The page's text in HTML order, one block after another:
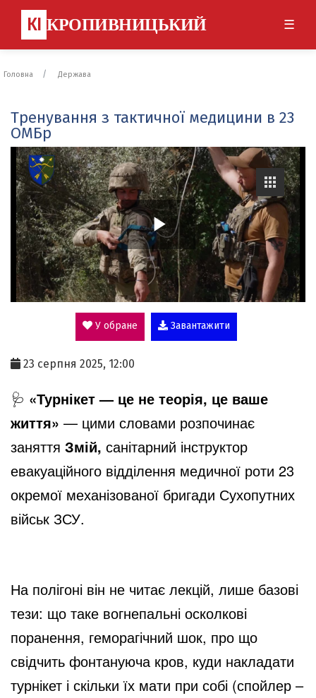
КІ КРОПИВНИЦЬКИЙ ☰
Головна Держава
Тренування з тактичної медицини в 23
ОМБр
P
l
a
y
V
i
e
o
У обране Завантажити
23 серпня 2025, 12:00
🩺 «Турнікет — це не теорія, це ваше
життя» — цими словами розпочинає
заняття Змій, санітарний інструктор
евакуаційного відділення медичної роти 23
окремої механізованої бригади Сухопутних
військ ЗСУ.
На полігоні він не читає лекцій, лише базові
тези: що таке вогнепальні осколкові
поранення, геморагічний шок, про що
свідчить фонтануюча кров, куди накладати
турнікет і скільки їх мати при собі (спойлер –